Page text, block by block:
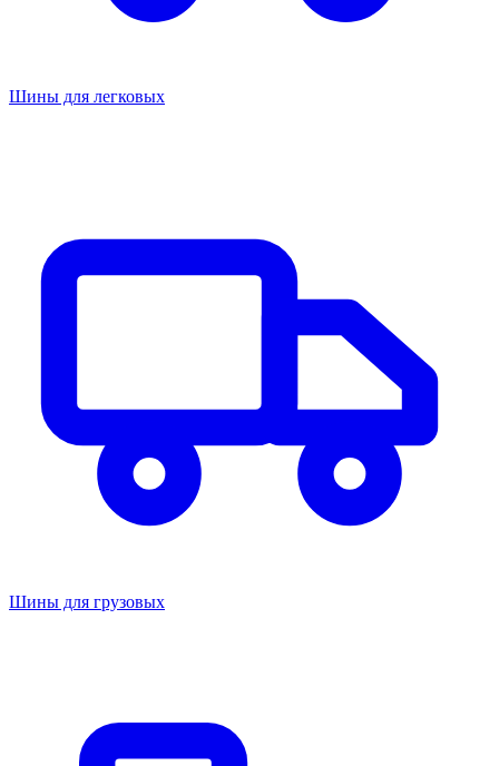
Шины для легковых
Шины для грузовых